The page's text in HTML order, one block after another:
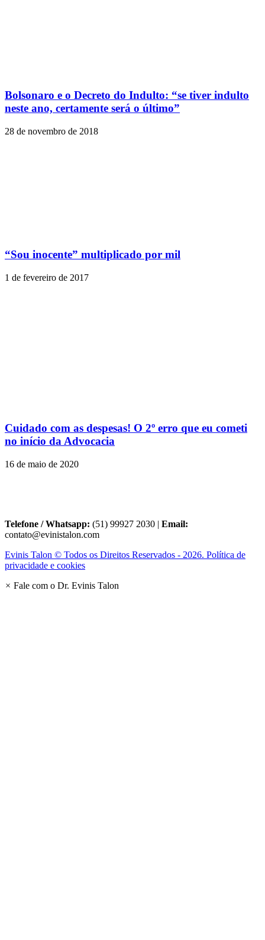
Bolsonaro e o Decreto do Indulto: “se tiver indulto
neste ano, certamente será o último”
28 de novembro de 2018
“Sou inocente” multiplicado por mil
1 de fevereiro de 2017
Cuidado com as despesas! O 2º erro que eu cometi
no início da Advocacia
16 de maio de 2020
Telefone / Whatsapp: (51) 99927 2030 | Email:
contato@evinistalon.com
Evinis Talon © Todos os Direitos Reservados - 2026. Política de
privacidade e cookies
× Fale com o Dr. Evinis Talon